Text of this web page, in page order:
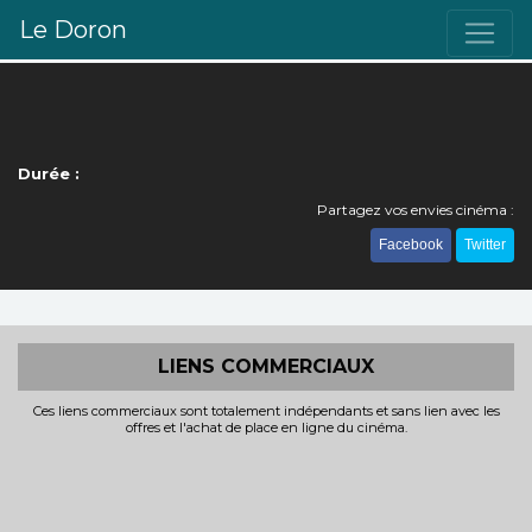
Le Doron
Durée :
Partagez vos envies cinéma :
Facebook Twitter
LIENS COMMERCIAUX
Ces liens commerciaux sont totalement indépendants et sans lien avec les
offres et l'achat de place en ligne du cinéma.